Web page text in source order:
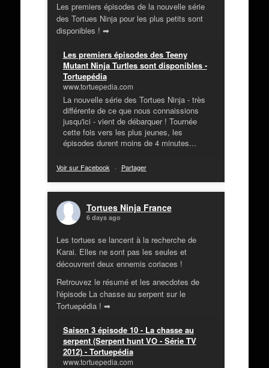
Les premiers épisodes de la nouvelle série
des Tortues Ninja pour les plus petits sont
disponibles ! ➡
Les premiers épisodes des Teeny
Mutant Ninja Turtles sont disponibles -
Tortuepédia
www.tortuepedia.com
La nouvelle série des Tortues Ninja - très
différente de ce que nous connaissions
jusqu'ici - vient de débarquer ! Tournée
cette fois vers les plus jeunes, les
épisodes durent moins de 4 minutes...
Voir sur Facebook · Partager
Tortues Ninja France
6 days ago
Les tortues se lancent à la recherche de
Karai. Elles ne sont pas les seules et
découvrent deux ennemis coriaces !
Retrouvez le résumé et les anecdotes de
l'épisode La chasse au serpent sur le
Tortuepédia ! ➡
Saison 3 épisode 10 - La chasse au
serpent (Serpent hunt VO - Série TV
2012) - Tortuepédia
www.tortuepedia.com